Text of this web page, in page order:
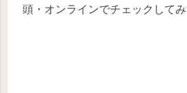
頭・オンラインでチェックしてみ